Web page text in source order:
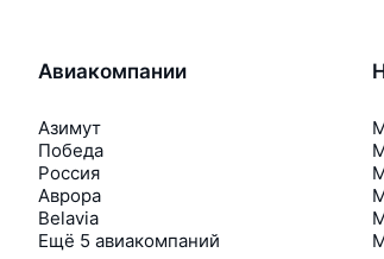
Авиакомпании
Азимут
Победа
Россия
Аврора
Belavia
Ещё 5 авиакомпаний